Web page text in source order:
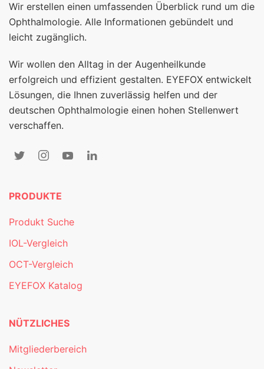
Wir erstellen einen umfassenden Überblick rund um die
Ophthalmologie. Alle Informationen gebündelt und
leicht zugänglich.
Wir wollen den Alltag in der Augenheilkunde
erfolgreich und effizient gestalten. EYEFOX entwickelt
Lösungen, die Ihnen zuverlässig helfen und der
deutschen Ophthalmologie einen hohen Stellenwert
verschaffen.
PRODUKTE
Produkt Suche
IOL-Vergleich
OCT-Vergleich
EYEFOX Katalog
NÜTZLICHES
Mitgliederbereich